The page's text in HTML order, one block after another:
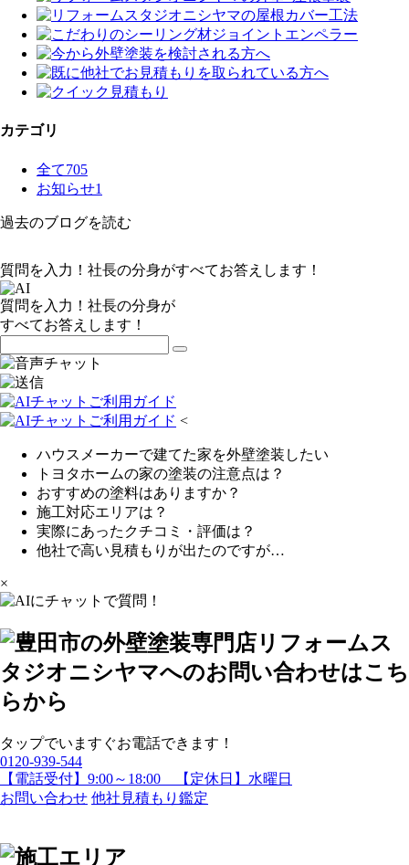
カテゴリ
全て705
お知らせ1
過去のブログを読む
質問を入力！社長の分身がすべてお答えします！
質問を入力！社長の分身が
すべてお答えします！
<
ハウスメーカーで建てた家を外壁塗装したい
トヨタホームの家の塗装の注意点は？
おすすめの塗料はありますか？
施工対応エリアは？
実際にあったクチコミ・評価は？
他社で高い見積もりが出たのですが…
×
タップでいますぐお電話できます！
0120-939-544
【電話受付】9:00～18:00 【定休日】水曜日
お問い合わせ 他社見積もり鑑定